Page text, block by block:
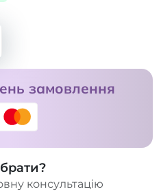
замовлення
консультацію